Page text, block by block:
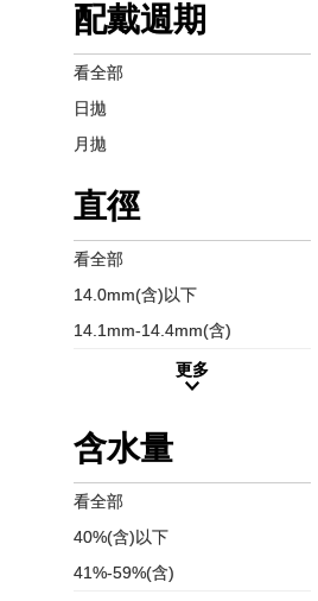
配戴週期
看全部
日拋
月拋
直徑
看全部
14.0mm(含)以下
14.1mm-14.4mm(含)
更多
含水量
看全部
40%(含)以下
41%-59%(含)